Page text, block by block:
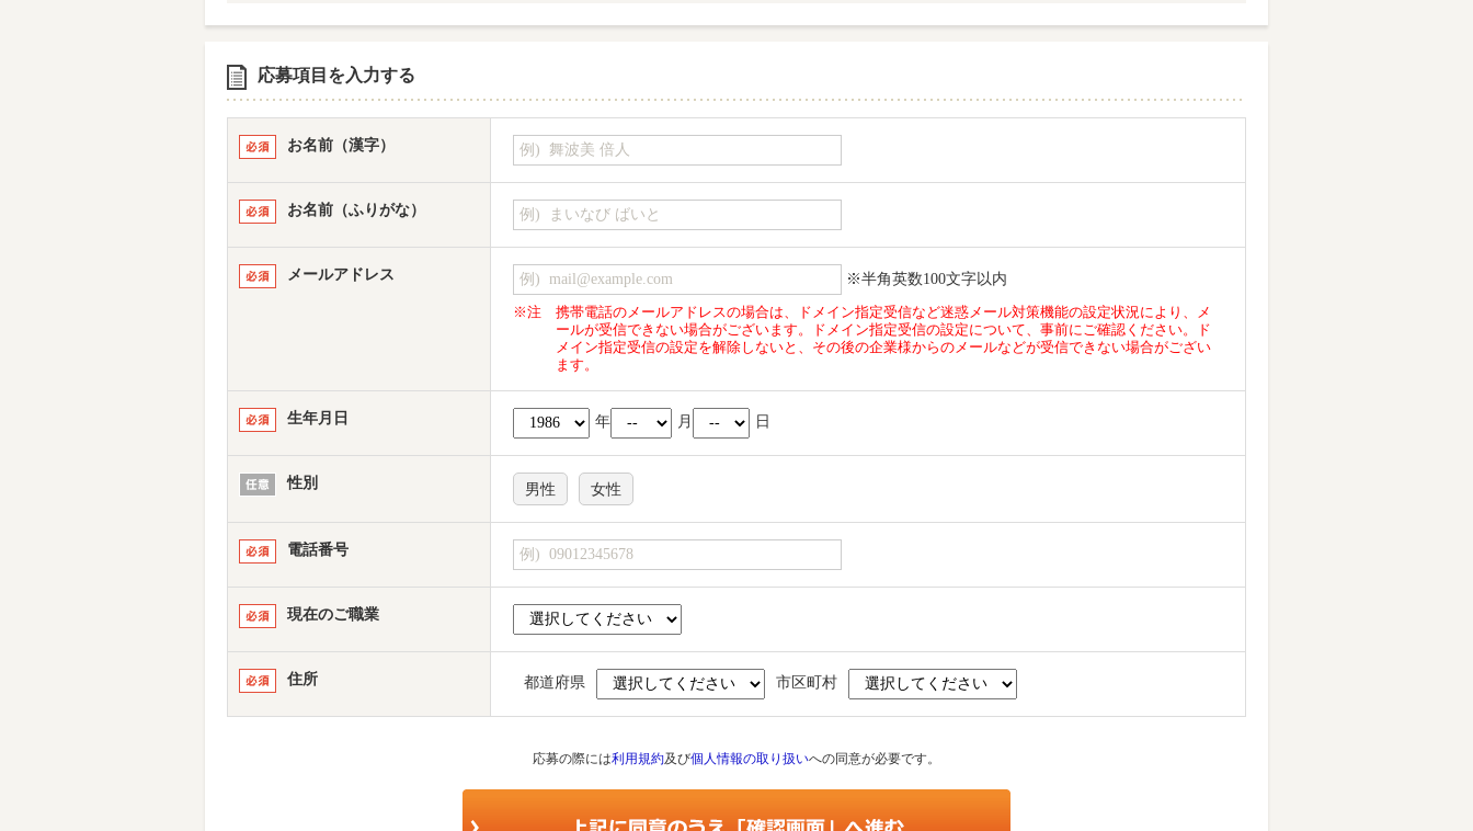
応募項目を入力する
お名前（漢字）
お名前（ふりがな）
メールアドレス
※半角英数100文字以内
※注
携帯電話のメールアドレスの場合は、ドメイン指定受信など迷惑メール対策機能の設定状況により、メ
ールが受信できない場合がございます。ドメイン指定受信の設定について、事前にご確認ください。ド
メイン指定受信の設定を解除しないと、その後の企業様からのメールなどが受信できない場合がござい
ます。
生年月日 年 月 日
性別 男性 女性
電話番号
現在のご職業
住所 都道府県 市区町村
応募の際には利用規約及び個人情報の取り扱いへの同意が必要です。